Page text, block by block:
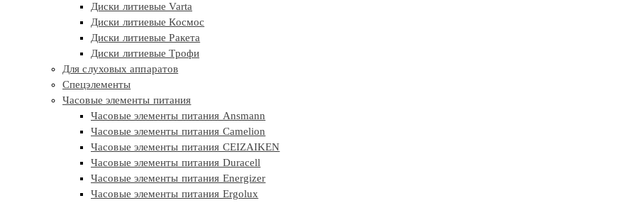
Диски литиевые Varta
Диски литиевые Космос
Диски литиевые Ракета
Диски литиевые Трофи
Для слуховых аппаратов
Спецэлементы
Часовые элементы питания
Часовые элементы питания Ansmann
Часовые элементы питания Camelion
Часовые элементы питания CEIZAIKEN
Часовые элементы питания Duracell
Часовые элементы питания Energizer
Часовые элементы питания Ergolux